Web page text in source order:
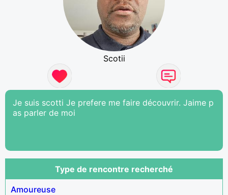
Scotii
Je suis scotti Je prefere me faire découvrir. Jaime p
as parler de moi
Type de rencontre recherché
Amoureuse